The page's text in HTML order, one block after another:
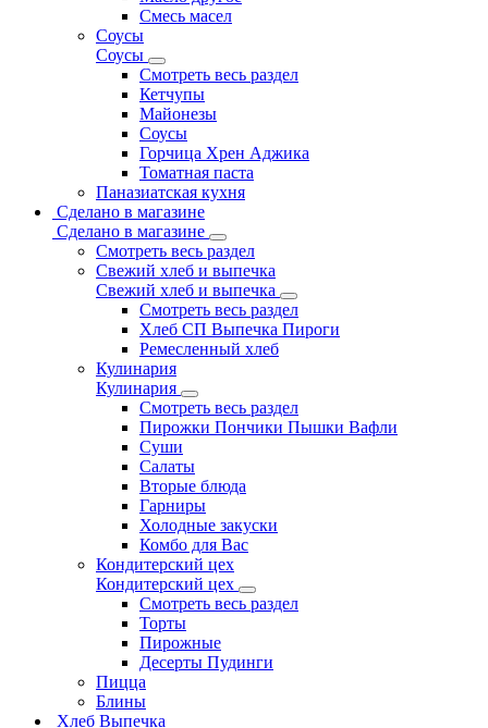
Смесь масел
Соусы
Соусы
Смотреть весь раздел
Кетчупы
Майонезы
Соусы
Горчица Хрен Аджика
Томатная паста
Паназиатская кухня
Сделано в магазине
Сделано в магазине
Смотреть весь раздел
Свежий хлеб и выпечка
Свежий хлеб и выпечка
Смотреть весь раздел
Хлеб СП Выпечка Пироги
Ремесленный хлеб
Кулинария
Кулинария
Смотреть весь раздел
Пирожки Пончики Пышки Вафли
Суши
Салаты
Вторые блюда
Гарниры
Холодные закуски
Комбо для Вас
Кондитерский цех
Кондитерский цех
Смотреть весь раздел
Торты
Пирожные
Десерты Пудинги
Пицца
Блины
Хлеб Выпечка